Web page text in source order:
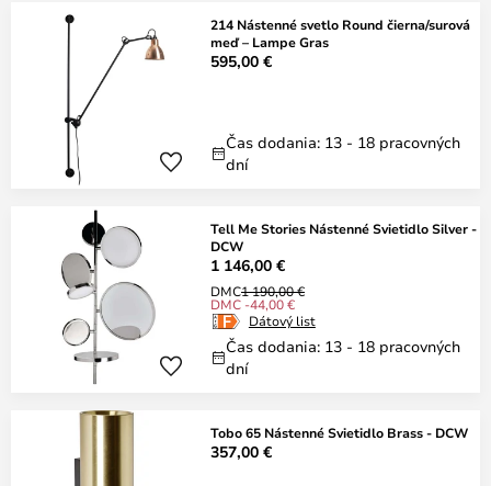
214 Nástenné svetlo Round čierna/surová
meď – Lampe Gras
595,00 €
Čas dodania: 13 - 18 pracovných
dní
Tell Me Stories Nástenné Svietidlo Silver -
DCW
1 146,00 €
DMC1 190,00 €
DMC -44,00 €
Dátový list
Čas dodania: 13 - 18 pracovných
dní
Tobo 65 Nástenné Svietidlo Brass - DCW
357,00 €